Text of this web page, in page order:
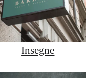
Insegne